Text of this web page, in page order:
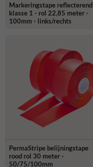
Markeringstape reflecterend
klasse 1 - rol 22,85 meter -
100mm - links/rechts
PermaStripe belijningstape
rood rol 30 meter -
50/75/100mm